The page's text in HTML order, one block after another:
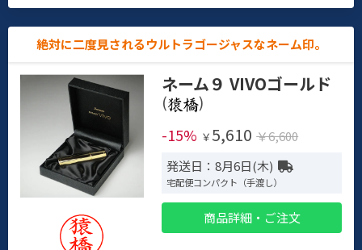
絶対に二度見されるウルトラゴージャスなネーム印。
ネーム９ VIVOゴールド
(
)
-15% ￥ 5,610 ￥6,600
発送日：8月6日(木)
宅配便コンパクト（手渡し）
商品詳細・ご注文